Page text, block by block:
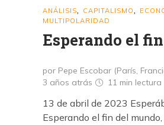
ANÁLISIS, CAPITALISMO,
MULTIPOLARIDAD
Esperando el
por Pepe Escobar (París,
3 años atrás
11 min lectura
13 de abril de 2023
Esperando el fin del